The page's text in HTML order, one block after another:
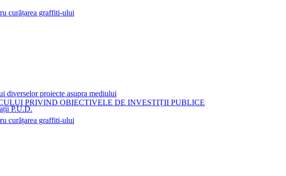
P.U.D.
curățarea graffiti-ului
diverselor proiecte asupra mediului
PRIVIND OBIECTIVELE DE INVESTIȚII PUBLICE
curățarea graffiti-ului